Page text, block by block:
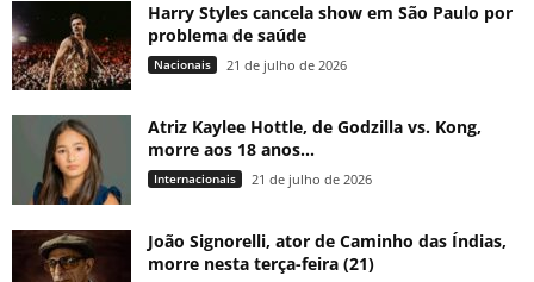
Harry Styles cancela show em São Paulo por
problema de saúde
Nacionais 21 de julho de 2026
Atriz Kaylee Hottle, de Godzilla vs. Kong,
morre aos 18 anos...
Internacionais 21 de julho de 2026
João Signorelli, ator de Caminho das Índias,
morre nesta terça-feira (21)